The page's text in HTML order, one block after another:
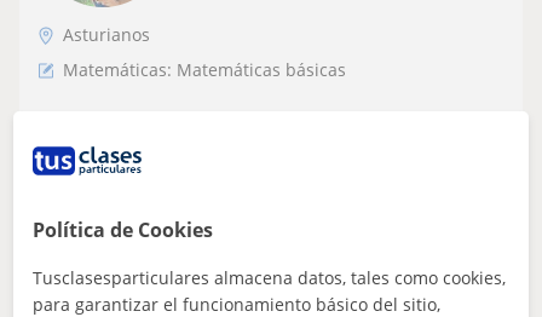
Asturianos
Matemáticas: Matemáticas básicas
Todos los niveles
adaptada a todas las necesidades y ni...
Política de Cookies
Tusclasesparticulares almacena datos, tales como cookies,
para garantizar el funcionamiento básico del sitio,